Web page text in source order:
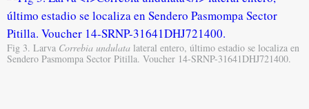
Fig 3. Larva Correbia undulata lateral entero, último estadio se localiza en
Sendero Pasmompa Sector Pitilla. Voucher 14-SRNP-31641DHJ721400.